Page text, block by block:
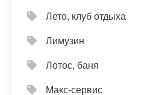
Лето, клуб отдыха
Лимузин
Лотос, баня
Макс-сервис